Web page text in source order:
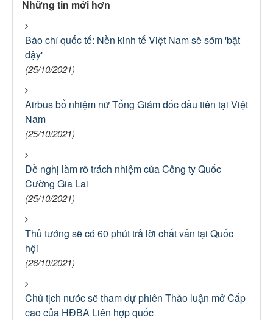
Những tin mới hơn
Báo chí quốc tế: Nền kinh tế Việt Nam sẽ sớm 'bật
dậy'
(25/10/2021)
Airbus bổ nhiệm nữ Tổng Giám đốc đầu tiên tại Việt
Nam
(25/10/2021)
Đề nghị làm rõ trách nhiệm của Công ty Quốc
Cường Gia Lai
(25/10/2021)
Thủ tướng sẽ có 60 phút trả lời chất vấn tại Quốc
hội
(26/10/2021)
Chủ tịch nước sẽ tham dự phiên Thảo luận mở Cấp
cao của HĐBA Liên hợp quốc